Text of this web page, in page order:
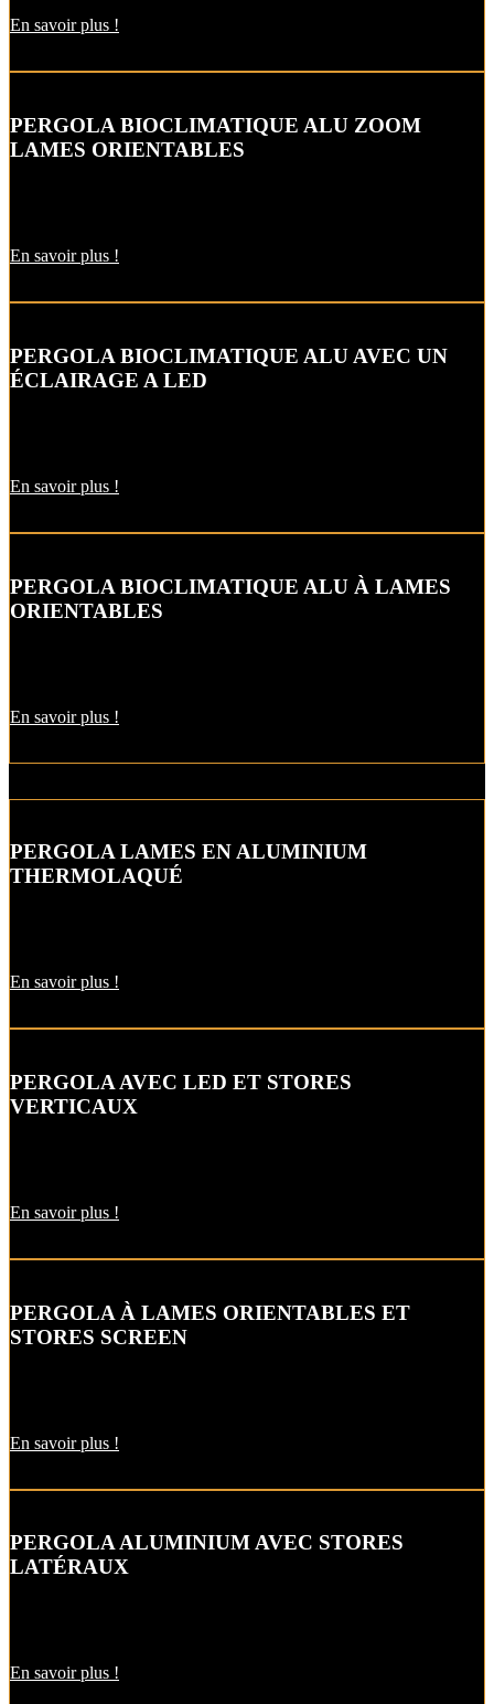
En savoir plus !
PERGOLA BIOCLIMATIQUE ALU ZOOM
LAMES ORIENTABLES
En savoir plus !
PERGOLA BIOCLIMATIQUE ALU AVEC UN
ÉCLAIRAGE A LED
En savoir plus !
PERGOLA BIOCLIMATIQUE ALU À LAMES
ORIENTABLES
En savoir plus !
PERGOLA LAMES EN ALUMINIUM
THERMOLAQUÉ
En savoir plus !
PERGOLA AVEC LED ET STORES
VERTICAUX
En savoir plus !
PERGOLA À LAMES ORIENTABLES ET
STORES SCREEN
En savoir plus !
PERGOLA ALUMINIUM AVEC STORES
LATÉRAUX
En savoir plus !